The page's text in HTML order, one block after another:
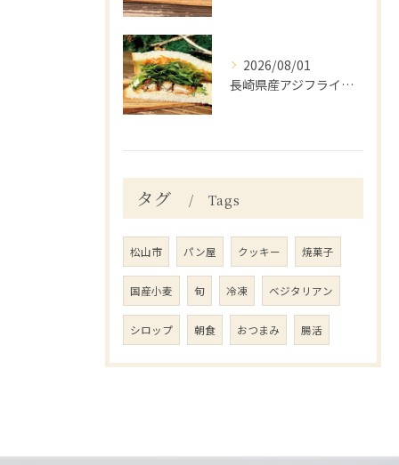
2026/08/01
長崎県産アジフライと梅しそ
タグ Tags
松山市 パン屋 クッキー 焼菓子
国産小麦 旬 冷凍 ベジタリアン
シロップ 朝食 おつまみ 腸活